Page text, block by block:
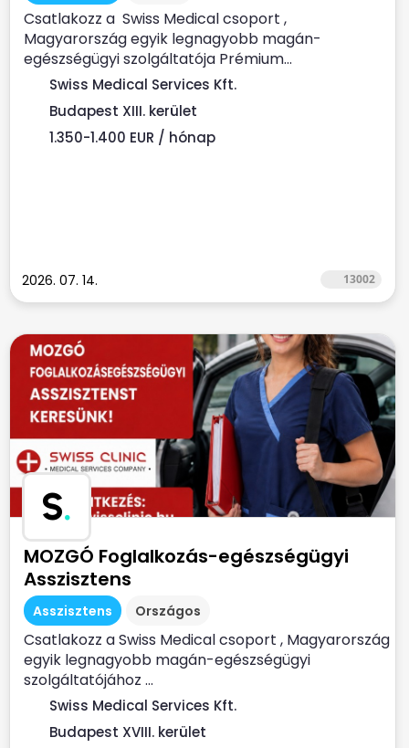
Csatlakozz a Swiss Medical csoport ,
Magyarország egyik legnagyobb magán-
egészségügyi szolgáltatója Prémium...
Swiss Medical Services Kft.
Budapest XIII. kerület
1.350-1.400 EUR / hónap
2026. 07. 14. 13002
S.
MOZGÓ Foglalkozás-egészségügyi
Asszisztens
Asszisztens Országos
Csatlakozz a Swiss Medical csoport , Magyarország
egyik legnagyobb magán-egészségügyi
szolgáltatójához ...
Swiss Medical Services Kft.
Budapest XVIII. kerület